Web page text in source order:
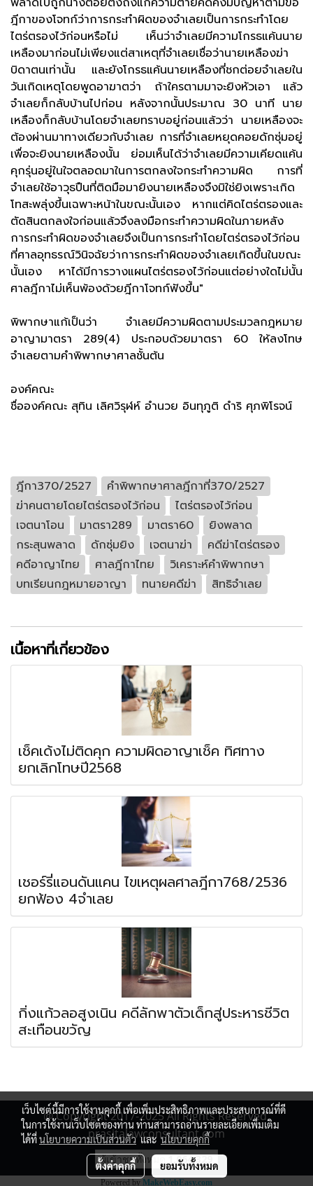
ฎีกาของโจทก์ว่าการกระทำผิดของจำเลยเป็นการกระทำโดย
ไตร่ตรองไว้ก่อนหรือไม่ เห็นว่าจำเลยมีความโกรธแค้นนาย
เหลืองมาก่อนไม่เพียงแต่สาเหตุที่จำเลยเชื่อว่านายเหลืองฆ่า
บิดาตนเท่านั้น และยังโกรธแค้นนายเหลืองที่ชกต่อยจำเลยใน
วันเกิดเหตุโดยพูดอาฆาตว่า ถ้าใครตามมาจะยิงหัวเอา แล้ว
จำเลยก็กลับบ้านไปก่อน หลังจากนั้นประมาณ 30 นาที นาย
เหลืองก็กลับบ้านโดยจำเลยทราบอยู่ก่อนแล้วว่า นายเหลืองจะ
ต้องผ่านมาทางเดียวกับจำเลย การที่จำเลยหยุดคอยดักซุ่มอยู่
เพื่อจะยิงนายเหลืองนั้น ย่อมเห็นได้ว่าจำเลยมีความเคียดแค้น
คุกรุ่นอยู่ในใจตลอดมาในการตกลงใจกระทำความผิด การที่
จำเลยใช้อาวุธปืนที่ติดมือมายิงนายเหลืองจึงมิใช่ยิงเพราะเกิด
โทสะพลุ่งขึ้นเฉพาะหน้าในขณะนั้นเอง หากแต่คิดไตร่ตรองและ
ตัดสินตกลงใจก่อนแล้วจึงลงมือกระทำความผิดในภายหลัง
การกระทำผิดของจำเลยจึงเป็นการกระทำโดยไตร่ตรองไว้ก่อน
ที่ศาลอุทธรณ์วินิจฉัยว่าการกระทำผิดของจำเลยเกิดขึ้นในขณะ
นั้นเอง หาได้มีการวางแผนไตร่ตรองไว้ก่อนแต่อย่างใดไม่นั้น
ศาลฎีกาไม่เห็นพ้องด้วยฎีกาโจทก์ฟังขึ้น"
พิพากษาแก้เป็นว่า จำเลยมีความผิดตามประมวลกฎหมาย
อาญามาตรา 289(4) ประกอบด้วยมาตรา 60 ให้ลงโทษ
จำเลยตามคำพิพากษาศาลชั้นต้น
องค์คณะ
ชื่อองค์คณะ สุทิน เลิศวิรุฬห์ อำนวย อินทุภูติ ดำริ ศุภพิโรจน์
ฎีกา370/2527
คำพิพากษาศาลฎีกาที่370/2527
ฆ่าคนตายโดยไตร่ตรองไว้ก่อน
ไตร่ตรองไว้ก่อน
เจตนาโอน
มาตรา289 มาตรา60
ยิงพลาด
กระสุนพลาด
ดักซุ่มยิง เจตนาฆ่า
คดีฆ่าไตร่ตรอง
คดีอาญาไทย
ศาลฎีกาไทย
วิเคราะห์คำพิพากษา
บทเรียนกฎหมายอาญา
ทนายคดีฆ่า สิทธิจำเลย
เนื้อหาที่เกี่ยวข้อง
เช็คเด้งไม่ติดคุก ความผิดอาญาเช็ค ทิศทาง
ยกเลิกโทษปี2568
เชอร์รี่แอนดันแคน ไขเหตุผลศาลฎีกา768/2536
ยกฟ้อง 4จำเลย
กิ่งแก้วลอสูงเนิน คดีลักพาตัวเด็กสู่ประหารชีวิต
สะเทือนขวัญ
@ Copyright 2017-2025 All Rights Reserved.
prasitalawconsultant.com
ผู้เข้าชมวันนี้ 741
Powered by MakeWebEasy.com
เว็บไซต์นี้มีการใช้งานคุกกี้ เพื่อเพิ่มประสิทธิภาพและประสบการณ์ที่ดี
ในการใช้งานเว็บไซต์ของท่าน ท่านสามารถอ่านรายละเอียดเพิ่มเติม
ได้ที่นโยบายความเป็นส่วนตัวและนโยบายคุกกี้
ตั้งค่าคุกกี้ ยอมรับทั้งหมด